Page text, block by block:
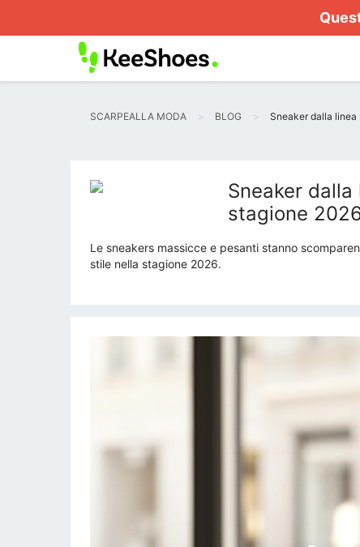
SCARPEALLA MODA BLOG Sneaker dalla
Sneaker
stagione
Le sneakers massicce e pesanti stanno
stile nella stagione 2026.